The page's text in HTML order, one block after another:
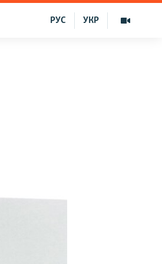
УКР
РУС